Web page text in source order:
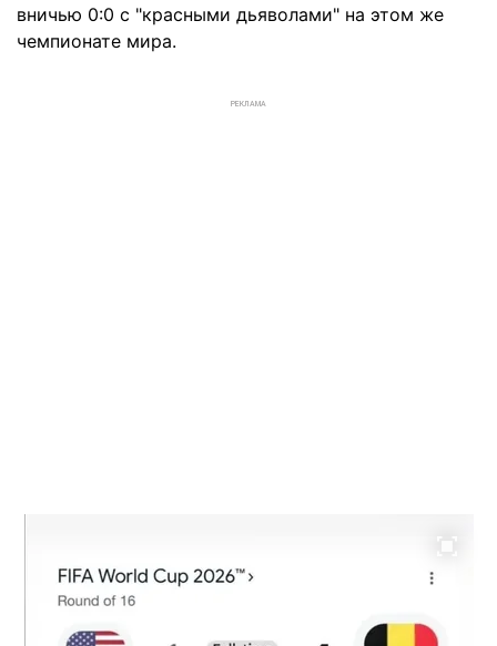
вничью 0:0 с "красными дьяволами" на этом же
чемпионате мира.
РЕКЛАМА